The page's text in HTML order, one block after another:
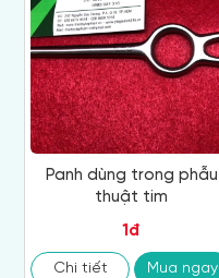
Panh dùng trong phẫu
thuật tim
1đ
Chi tiết Mua ngay